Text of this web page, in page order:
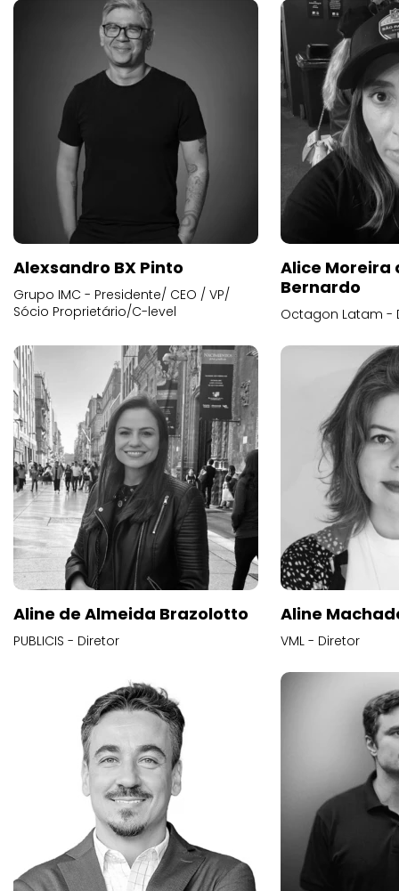
Alexsandro BX Pinto
Grupo IMC - Presidente/ CEO / VP/
Sócio Proprietário/C-level
Alice
Bernardo
Octagon Latam -
Aline de Almeida Brazolotto
PUBLICIS - Diretor
Aline
VML - Diretor